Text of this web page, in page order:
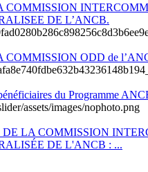
COMMISSION
DE L’ANCB.
COMMISSION ODD de
du Programme
DE LA COMMISSION
DE L'ANCB : ...